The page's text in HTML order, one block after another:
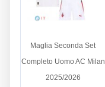
Maglia Seconda Set
Completo Uomo AC Milan
2025/2026